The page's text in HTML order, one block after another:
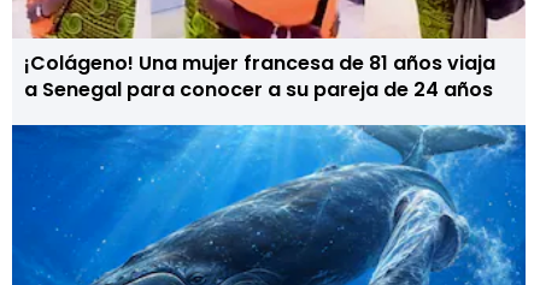
¡Colágeno! Una mujer francesa de 81 años viaja
a Senegal para conocer a su pareja de 24 años